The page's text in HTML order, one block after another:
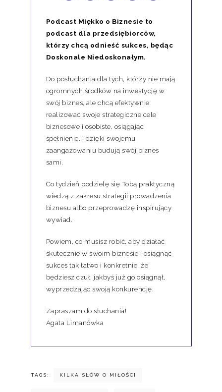
Podcast Miękko o Biznesie to
podcast dla przedsiębiorców,
którzy chcą odnieść sukces, będąc
Doskonale Niedoskonałym.
Do posłuchania dla tych, którzy nie mają
ogromnych środków na inwestycję w
swój biznes, ale chcą efektywnie
realizować swoje strategiczne cele
biznesowe i osobiste, osiągając
spełnienie. I dzięki swojemu
zaangażowaniu budują swój biznes
sami.
Co tydzień podzielę się Tobą praktyczną
wiedzą z zakresu strategii prowadzenia
biznesu albo przeprowadzę inspirujący
wywiad.
Powiem, co musisz robić, aby działać
skutecznie w swoim biznesie i osiągnąć
sukces tak łatwo i konkretnie, że
będziesz czuł, jakbyś już go osiągnął,
wyprzedzając swoją konkurencję.
Zapraszam do słuchania!
Agata Limanówka
TAGS: KILKA SŁÓW O MIŁOŚCI